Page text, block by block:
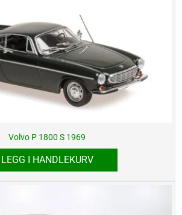
Volvo P 1800 S 1969
LEGG I HANDLEKURV